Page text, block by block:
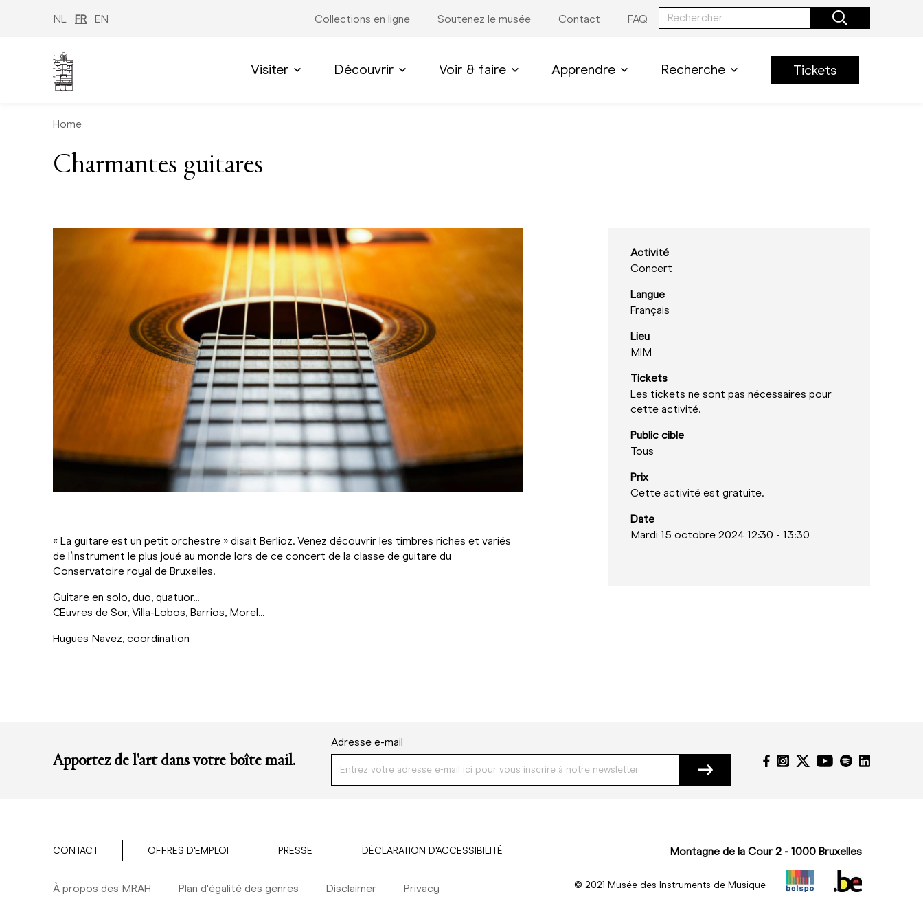
NL FR EN Collections en ligne Soutenez le musée Contact FAQ
Visiter Découvrir Voir & faire Apprendre Recherche Tickets
Home
Charmantes guitares
« La guitare est un petit orchestre » disait Berlioz. Venez découvrir les timbres riches et variés
de l’instrument le plus joué au monde lors de ce concert de la classe de guitare du
Conservatoire royal de Bruxelles.
Guitare en solo, duo, quatuor...
Œuvres de Sor, Villa-Lobos, Barrios, Morel...
Hugues Navez, coordination
Activité
Concert
Langue
Français
Lieu
MIM
Tickets
Les tickets ne sont pas nécessaires pour
cette activité.
Public cible
Tous
Prix
Cette activité est gratuite.
Date
Mardi 15 octobre 2024 12:30 -13:30
Apportez de l'art dans votre boîte mail.
Adresse e-mail
CONTACT OFFRES D'EMPLOI PRESSE DÉCLARATION D'ACCESSIBILITÉ
À propos des MRAH Plan d'égalité des genres Disclaimer Privacy
Montagne de la Cour 2 - 1000 Bruxelles
© 2021 Musée des Instruments de Musique